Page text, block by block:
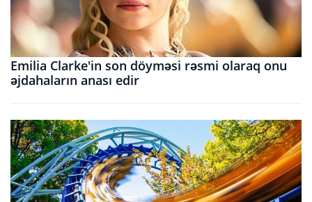
Emilia Clarke'in son döyməsi rəsmi olaraq onu
əjdahaların anası edir